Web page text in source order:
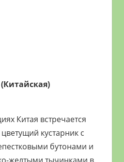
Китая встречается
кустарник с
бутонами и